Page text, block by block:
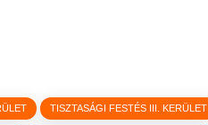
TISZTASÁGI FESTÉS III. KERÜLET